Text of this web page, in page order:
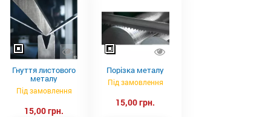
Гнуття листового
металу
Під замовлення
15,00 грн.
Порізка металу
Під замовлення
15,00 грн.